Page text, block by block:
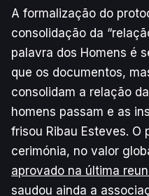
A formalização do
consolidação da
palavra dos Homens é
que os documentos,
consolidam a relação
homens passam e as
frisou Ribau Esteves. O
cerimónia, no valor
aprovado na última
saudou ainda a